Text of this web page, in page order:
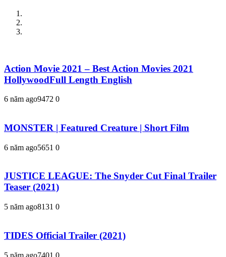
Action Movie 2021 – Best Action Movies 2021
HollywoodFull Length English
6 năm ago9472 0
MONSTER | Featured Creature | Short Film
6 năm ago5651 0
JUSTICE LEAGUE: The Snyder Cut Final Trailer
Teaser (2021)
5 năm ago8131 0
TIDES Official Trailer (2021)
5 năm ago7401 0